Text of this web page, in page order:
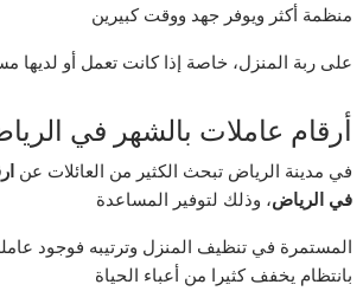
منظمة أكثر ويوفر جهد ووقت كبيرين
على ربة المنزل، خاصة إذا كانت تعمل أو لديها
أرقام عاملات بالشهر في
في مدينة الرياض تبحث الكثير من العائلات عن
في الرياض، وذلك لتوفير المساعدة
المستمرة في تنظيف المنزل وترتيبه فوجود
بانتظام يخفف كثيرا من أعباء الحياة